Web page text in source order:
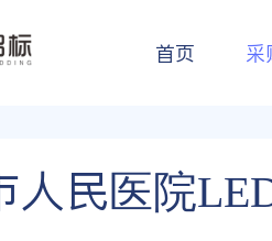
首页 采
人民医院